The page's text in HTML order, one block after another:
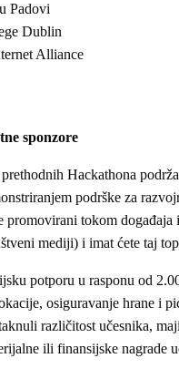
Padovi
Dublin
Alliance
sponzore
Hackathona
podrške za
promovirani tokom
mediji) i imat ćete taj
potporu u rasponu od
osiguravanje hrane i
različitost učesnika,
ili finansijske nagrade